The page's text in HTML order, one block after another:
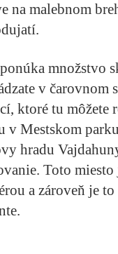
na malebnom
množstvo
v čarovnom
ktoré tu
v Mestskom
hradu
Toto
a zároveň je